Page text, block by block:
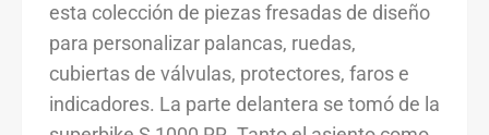
esta colección de piezas fresadas de diseño
para personalizar palancas, ruedas,
cubiertas de válvulas, protectores, faros e
indicadores. La parte delantera se tomó de la